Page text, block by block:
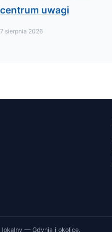
centrum uwagi
7 sierpnia 2026
— Gdynia i okolice.